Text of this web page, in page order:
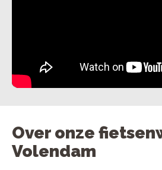
Over onze
Volendam